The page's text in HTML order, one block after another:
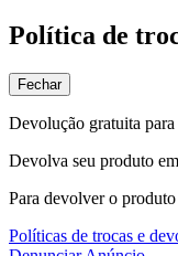
Política de
Fechar
Devolução gratuita
Devolva seu produto
Para devolver o
Políticas de trocas e